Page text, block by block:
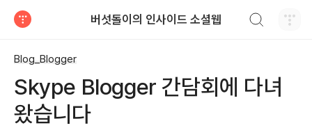
버섯돌이의 인사이드 소셜웹
Blog_Blogger
Skype Blogger 간담회에 다녀
왔습니다